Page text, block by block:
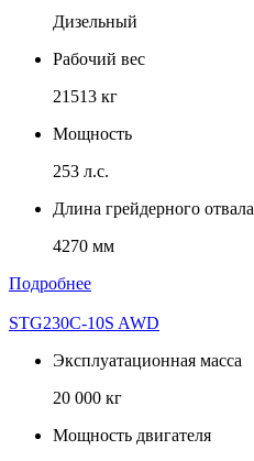
Дизельный
Рабочий вес
21513 кг
Мощность
253 л.с.
Длина грейдерного отвала
4270 мм
Подробнее
STG230C-10S AWD
Эксплуатационная масса
20 000 кг
Мощность двигателя